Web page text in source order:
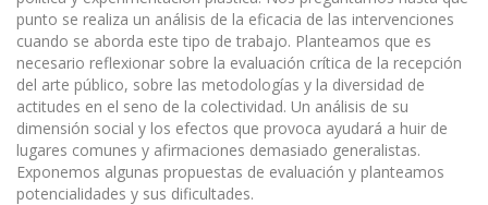
punto se realiza un análisis de la eficacia de las intervenciones
cuando se aborda este tipo de trabajo. Planteamos que es
necesario reflexionar sobre la evaluación crítica de la recepción
del arte público, sobre las metodologías y la diversidad de
actitudes en el seno de la colectividad. Un análisis de su
dimensión social y los efectos que provoca ayudará a huir de
lugares comunes y afirmaciones demasiado generalistas.
Exponemos algunas propuestas de evaluación y planteamos
potencialidades y sus dificultades.